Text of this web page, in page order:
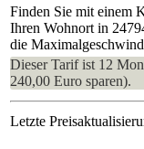
Finden Sie mit einem
Ihren Wohnort in
die
Dieser Tarif ist 12
240,00 Euro sparen).
Letzte